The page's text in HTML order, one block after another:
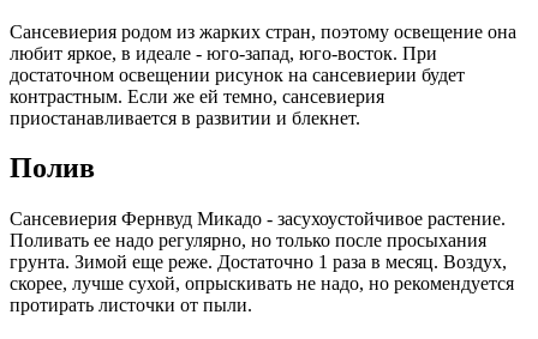
Сансевиерия родом из жарких стран, поэтому освещение она
любит яркое, в идеале - юго-запад, юго-восток. При
достаточном освещении рисунок на сансевиерии будет
контрастным. Если же ей темно, сансевиерия
приостанавливается в развитии и блекнет.
Полив
Сансевиерия Фернвуд Микадо - засухоустойчивое растение.
Поливать ее надо регулярно, но только после просыхания
грунта. Зимой еще реже. Достаточно 1 раза в месяц. Воздух,
скорее, лучше сухой, опрыскивать не надо, но рекомендуется
протирать листочки от пыли.